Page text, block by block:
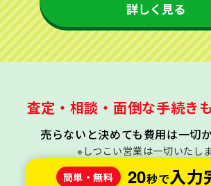
詳しく見る
査定・相談・面倒な手続き
売らないと決めても費用は一切
※しつこい営業は一切いたし
簡単・無料
20秒で入力